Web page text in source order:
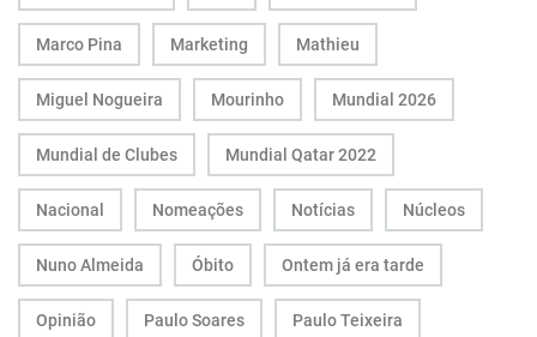
Marco Pina Marketing Mathieu
Miguel Nogueira Mourinho Mundial 2026
Mundial de Clubes Mundial Qatar 2022
Nacional Nomeações Notícias Núcleos
Nuno Almeida Óbito Ontem já era tarde
Opinião Paulo Soares Paulo Teixeira